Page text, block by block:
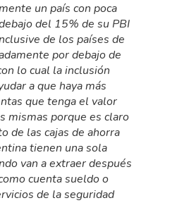
un país con poca
del 15% de su PBI
de los países de
por debajo de
lo cual la inclusión
a que haya más
que tenga el valor
mismas porque es claro
de las cajas de ahorra
tienen una sola
van a extraer después
cuenta sueldo o
de la seguridad